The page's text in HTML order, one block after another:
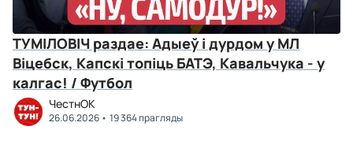
ТУМІЛОВІЧ раздае: Адыеў і дурдом у МЛ
Віцебск, Капскі топіць БАТЭ, Кавальчука - у
калгас! / Футбол
ЧестнОК
26.06.2026 19 364 прагляды